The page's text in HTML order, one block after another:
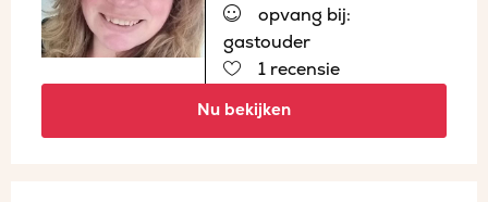
opvang bij:
gastouder
1 recensie
Nu bekijken